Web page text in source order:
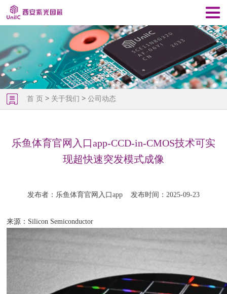
首 页> 关于我们 >公司动态
乐鱼体育官网入口app-CCD-in-CMOS技术可实
现超快速突发模式成像
发布者：乐鱼体育官网入口app 发布时间：2025-09-23
来源：Silicon Semiconductor